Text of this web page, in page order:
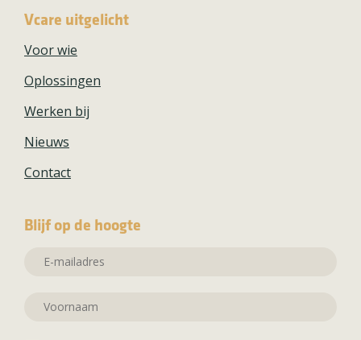
Vcare uitgelicht
Voor wie
Oplossingen
Werken bij
Nieuws
Contact
Blijf op de hoogte